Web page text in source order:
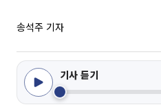
송석주 기자
기사 듣기